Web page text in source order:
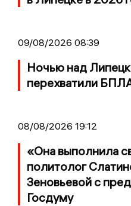
09/08/2026 08:39
Ночью над
перехватили
08/08/2026 19:12
«Она выполнила
политолог
Зеновьевой с
Госдуму